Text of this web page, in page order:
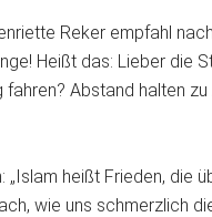
Reker empfahl
Heißt das: Lieber die
Abstand halten
heißt Frieden, die
wie uns schmerzlich